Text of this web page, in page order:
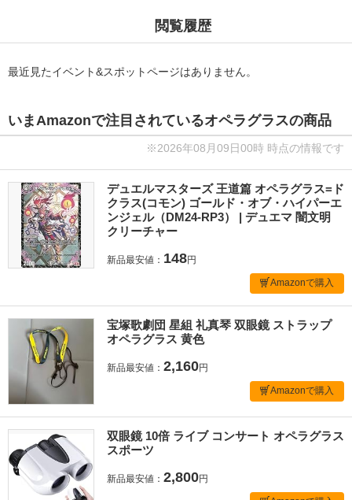
閲覧履歴
最近見たイベント&スポットページはありません。
いまAmazonで注目されているオペラグラスの商品
※2026年08月09日00時 時点の情報です
デュエルマスターズ 王道篇 オペラグラス=ド
クラス(コモン) ゴールド・オブ・ハイパーエ
ンジェル（DM24-RP3） | デュエマ 闇文明
クリーチャー
新品最安値： 148円
Amazonで購入
宝塚歌劇団 星組 礼真琴 双眼鏡 ストラップ
オペラグラス 黄色
新品最安値： 2,160円
Amazonで購入
双眼鏡 10倍 ライブ コンサート オペラグラス
スポーツ
新品最安値： 2,800円